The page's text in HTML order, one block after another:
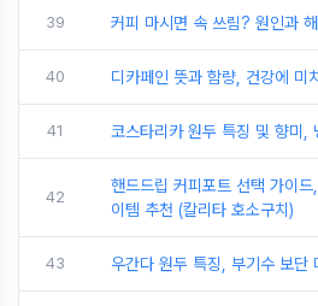
39 커피 마시면 속 쓰림? 원인과
40 디카페인 뜻과 함량, 건강에 미
41 코스타리카 원두 특징 및 향미,
42
핸드드립 커피포트 선택 가이
이템 추천 (칼리타 호소구치)
43 우간다 원두 특징, 부기수 보단